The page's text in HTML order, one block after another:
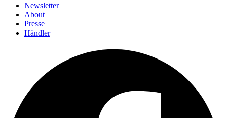
Newsletter
About
Presse
Händler